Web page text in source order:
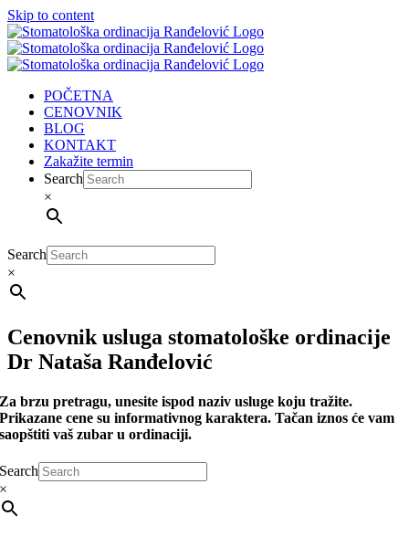
Skip to content
POČETNA
CENOVNIK
BLOG
KONTAKT
Zakažite termin
Search
×
Search
×
Cenovnik usluga stomatološke ordinacije
Dr Nataša Ranđelović
Za brzu pretragu, unesite ispod naziv usluge koju tražite.
Prikazane cene su informativnog karaktera. Tačan iznos će vam
saopštiti vaš zubar u ordinaciji.
Search
×